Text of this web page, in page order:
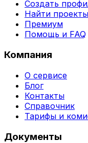
Создать
Найти проекты
Премиум
Помощь и FAQ
Компания
О сервисе
Блог
Контакты
Справочник
Тарифы и
Документы